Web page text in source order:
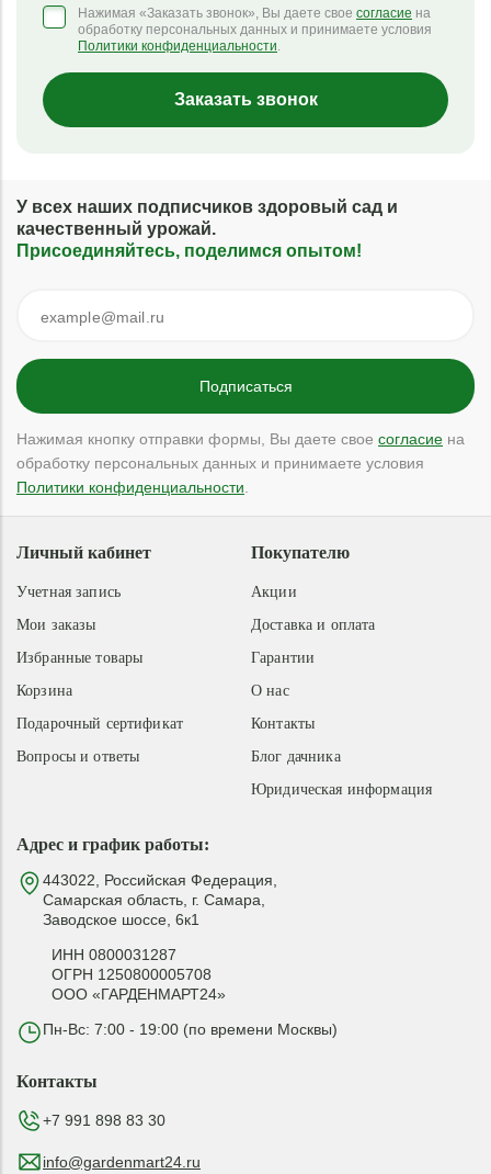
Нажимая «Заказать звонок», Вы даете свое согласие на
обработку персональных данных и принимаете условия
Политики конфиденциальности.
Заказать звонок
У всех наших подписчиков здоровый сад и
качественный урожай.
Присоединяйтесь, поделимся опытом!
Нажимая кнопку отправки формы, Вы даете свое согласие на
обработку персональных данных и принимаете условия
Политики конфиденциальности
Адрес и график работы:
443022, Российская Федерация,
Самарская область, г. Самара,
Заводское шоссе, 6к1
ИНН 0800031287
ОГРН 1250800005708
ООО «ГАРДЕНМАРТ24»
Пн-Вс: 7:00 - 19:00 (по времени Москвы)
Покупателю
Акции
Доставка и оплата
Гарантии
О нас
Контакты
Блог дачника
Юридическая информация
Личный кабинет
Учетная запись
Мои заказы
Избранные товары
Корзина
Подарочный сертификат
Вопросы и ответы
Контакты
+7 991 898 83 30
info@gardenmart24.ru